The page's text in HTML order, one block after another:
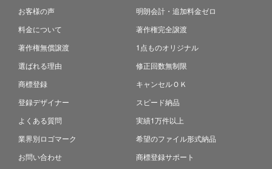
お客様の声
料金について
著作権無償譲渡
選ばれる理由
商標登録
登録デザイナー
よくある質問
業界別ロゴマーク
お問い合わせ
明朗会計・追加料金ゼロ
著作権完全譲渡
1点ものオリジナル
修正回数無制限
キャンセルＯＫ
スピード納品
実績1万件以上
希望のファイル形式納品
商標登録サポート